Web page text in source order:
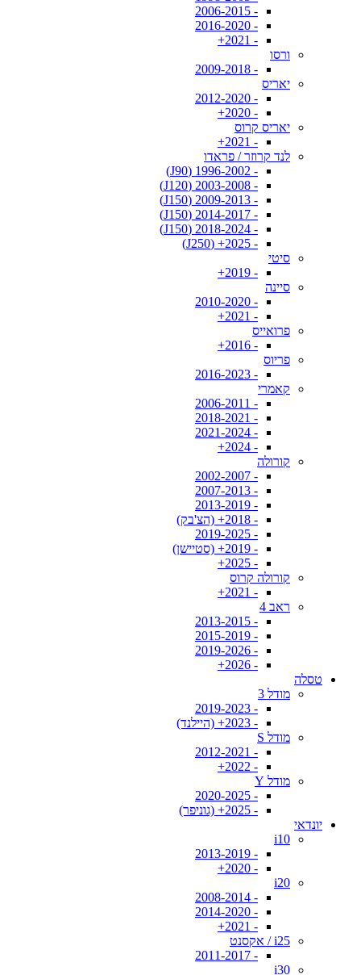
- 2006-2015
- 2016-2020
- 2021+
ורסו
- 2009-2018
יאריס
- 2012-2020
- 2020+
יאריס קרוס
- 2021+
לנד קרוזר / פראדו
- 1996-2002 (J90)
- 2003-2008 (J120)
- 2009-2013 (J150)
- 2014-2017 (J150)
- 2018-2024 (J150)
- 2025+ (J250)
סיטי
- 2019+
סיינה
- 2010-2020
- 2021+
פרואייס
- 2016+
פריוס
- 2016-2023
קאמרי
- 2006-2011
- 2018-2021
- 2021-2024
- 2024+
קורולה
- 2002-2007
- 2007-2013
- 2013-2019
- 2018+ (הצ'בק)
- 2019-2025
- 2019+ (סטיישן)
- 2025+
קורולה קרוס
- 2021+
ראב 4
- 2013-2015
- 2015-2019
- 2019-2026
- 2026+
טסלה
מודל 3
- 2019-2023
- 2023+ (היילנד)
מודל S
- 2012-2021
- 2022+
מודל Y
- 2020-2025
- 2025+ (גוניפר)
יונדאי
i10
- 2013-2019
- 2020+
i20
- 2008-2014
- 2014-2020
- 2021+
i25 / אקסנט
- 2011-2017
i30